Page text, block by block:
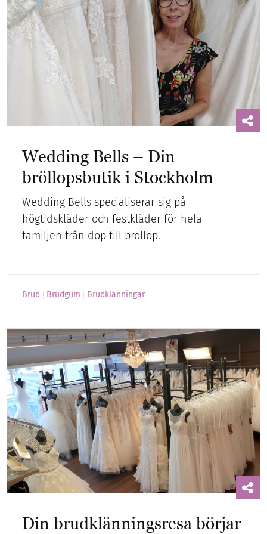
Wedding Bells – Din
bröllopsbutik i Stockholm
Wedding Bells specialiserar sig på
högtidskläder och festkläder för hela
familjen från dop till bröllop.
Brud Brudgum Brudklänningar
Din brudklänningsresa börjar